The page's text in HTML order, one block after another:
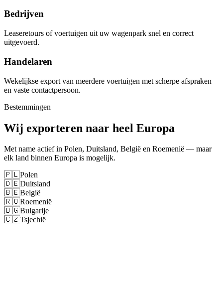
Bedrijven
Leaseretours of voertuigen uit uw wagenpark snel en correct
uitgevoerd.
Handelaren
Wekelijkse export van meerdere voertuigen met scherpe afspraken
en vaste contactpersoon.
Bestemmingen
Wij exporteren naar heel Europa
Met name actief in Polen, Duitsland, België en Roemenië — maar
elk land binnen Europa is mogelijk.
🇵🇱Polen
🇩🇪Duitsland
🇧🇪België
🇷🇴Roemenië
🇧🇬Bulgarije
🇨🇿Tsjechië